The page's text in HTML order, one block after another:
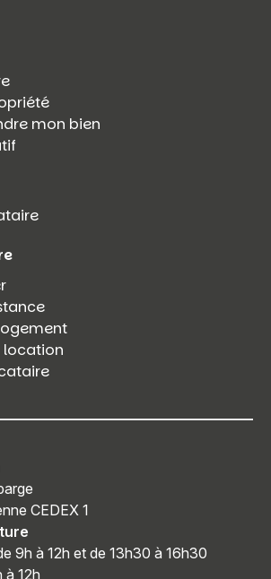
mon bien
location
CEDEX 1
9h à 12h et de 13h30 à 16h30
à 12h